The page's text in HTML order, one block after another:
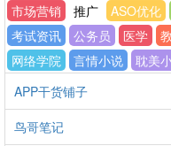
市场营销
推广 ASO优化
考试资讯
公务员 医学
网络学院
言情小说 耽美
APP干货铺子
鸟哥笔记